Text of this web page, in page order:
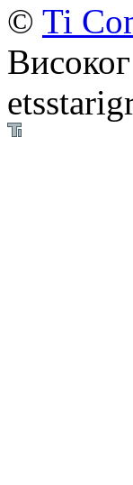
© Ti